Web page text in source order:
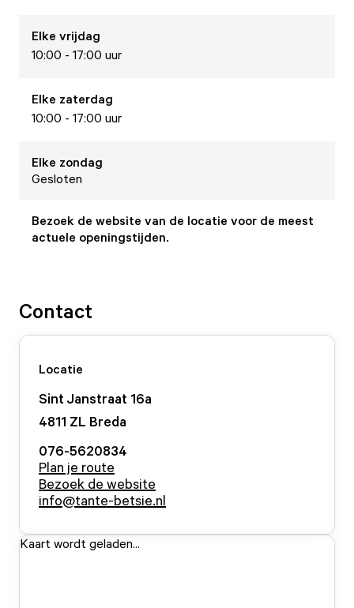
Elke vrijdag
10:00 - 17:00 uur
Elke zaterdag
10:00 - 17:00 uur
Elke zondag
Gesloten
Bezoek de website van de locatie voor de meest
actuele openingstijden.
Contact
Locatie
Sint Janstraat 16a
4811 ZL Breda
076-5620834
Plan je route
Bezoek de website
info@tante-betsie.nl
Kaart wordt geladen...